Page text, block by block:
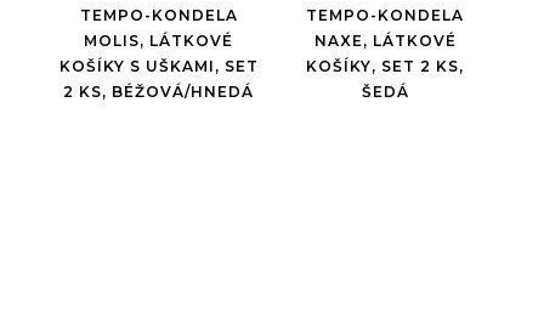
TEMPO-KONDELA
MOLIS, LÁTKOVÉ
KOŠÍKY S UŠKAMI, SET
2 KS, BÉŽOVÁ/HNEDÁ
TEMPO-KONDELA
NAXE, LÁTKOVÉ
KOŠÍKY, SET 2 KS,
ŠEDÁ